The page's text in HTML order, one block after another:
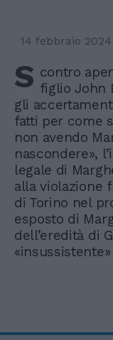
14 febbraio 2024
S contro
figlio John
gli
fatti per come
non avendo
nascondere»,
legale di
alla violazione
di Torino nel
esposto di
dell’eredità di